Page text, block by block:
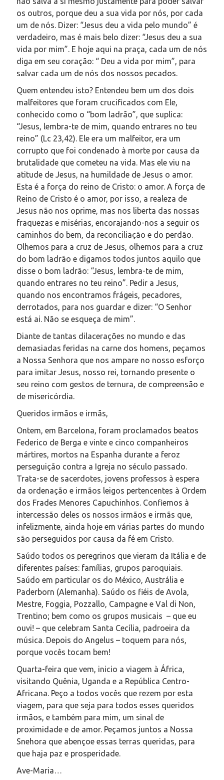
os outros, porque deu a sua vida por nós, por cada
um de nós. Dizer: “Jesus deu a vida pelo mundo” é
verdadeiro, mas é mais belo dizer: “Jesus deu a sua
vida por mim”. E hoje aqui na praça, cada um de nós
diga em seu coração: “ Deu a vida por mim”, para
salvar cada um de nós dos nossos pecados.
Quem entendeu isto? Entendeu bem um dos dois
malfeitores que foram crucificados com Ele,
conhecido como o “bom ladrão”, que suplica:
“Jesus, lembra-te de mim, quando entrares no teu
reino” (Lc 23,42). Ele era um malfeitor, era um
corrupto que foi condenado à morte por causa da
brutalidade que cometeu na vida. Mas ele viu na
atitude de Jesus, na humildade de Jesus o amor.
Esta é a força do reino de Cristo: o amor. A força de
Reino de Cristo é o amor, por isso, a realeza de
Jesus não nos oprime, mas nos liberta das nossas
fraquezas e misérias, encorajando-nos a seguir os
caminhos do bem, da reconciliação e do perdão.
Olhemos para a cruz de Jesus, olhemos para a cruz
do bom ladrão e digamos todos juntos aquilo que
disse o bom ladrão: “Jesus, lembra-te de mim,
quando entrares no teu reino”. Pedir a Jesus,
quando nos encontramos frágeis, pecadores,
derrotados, para nos guardar e dizer: “O Senhor
está ai. Não se esqueça de mim”.
Diante de tantas dilacerações no mundo e das
demasiadas feridas na carne dos homens, peçamos
a Nossa Senhora que nos ampare no nosso esforço
para imitar Jesus, nosso rei, tornando presente o
seu reino com gestos de ternura, de compreensão e
de misericórdia.
Queridos irmãos e irmãs,
Ontem, em Barcelona, ​​foram proclamados beatos
Federico de Berga e vinte e cinco companheiros
mártires, mortos na Espanha durante a feroz
perseguição contra a Igreja no século passado.
Trata-se de sacerdotes, jovens professos à espera
da ordenação e irmãos leigos pertencentes à Ordem
dos Frades Menores Capuchinhos. Confiemos à
intercessão deles os nossos irmãos e irmãs que,
infelizmente, ainda hoje em várias partes do mundo
são perseguidos por causa da fé em Cristo.
Saúdo todos os peregrinos que vieram da Itália e de
diferentes países: famílias, grupos paroquiais.
Saúdo em particular os do México, Austrália e
Paderborn (Alemanha). Saúdo os fiéis de Avola,
Mestre, Foggia, Pozzallo, Campagne e Val di Non,
Trentino; bem como os grupos musicais – que eu
ouvi! – que celebram Santa Cecília, padroeira da
música. Depois do Angelus – toquem para nós,
porque vocês tocam bem!
Quarta-feira que vem, inicio a viagem à África,
visitando Quênia, Uganda e a República Centro-
Africana. Peço a todos vocês que rezem por esta
viagem, para que seja para todos esses queridos
irmãos, e também para mim, um sinal de
proximidade e de amor. Peçamos juntos a Nossa
Snehora que abençoe essas terras queridas, para
que haja paz e prosperidade.
Ave-Maria…